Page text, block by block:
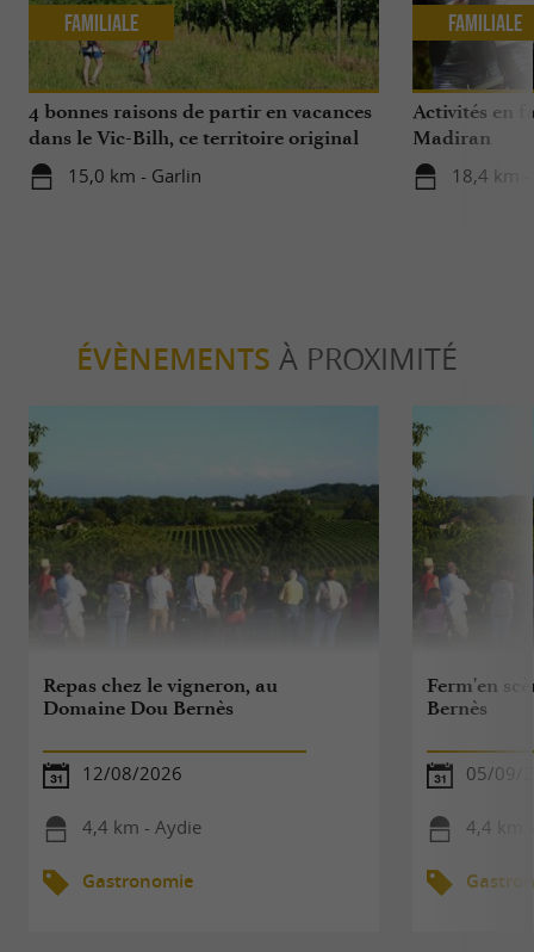
4 bonnes raisons de partir en vacances
dans le Vic-Bilh, ce territoire original
15,0 km - Garlin
Familiale
Activités en
Madiran
18,4 km
Familiale
ÉVÈNEMENTS À PROXIMITÉ
Repas chez le vigneron, au
Domaine Dou Bernès
12/08/2026
4,4 km - Aydie
Gastronomie
Ferm'en
Bernès
05/09/
4,4 km